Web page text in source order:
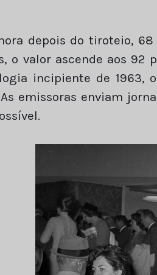
depois do tiroteio,
o valor ascende aos 92
incipiente de 1963,
emissoras enviam